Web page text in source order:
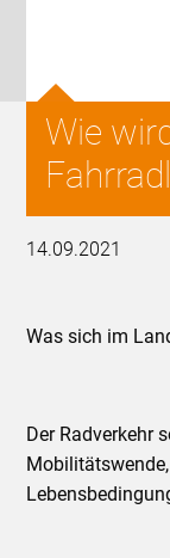
Wie
14.09.2021
Was sich im
Der Radverkehr